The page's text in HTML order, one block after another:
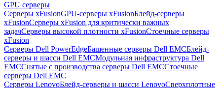
GPU серверы
Серверы xFusionGPU-серверы xFusionБлейд-серверы
xFusionСерверы xFusion для критически важных
задачСерверы высокой плотности xFusionСтоечные серверы
xFusion
Серверы Dell PowerEdgeБашенные серверы Dell EMCБлейд-
серверы и шасси Dell EMCМодульная инфраструктура Dell
EMCСнятые с производства серверы Dell EMCСтоечные
серверы Dell EMC
Серверы LenovoБлейд-серверы и шасси LenovoСверхплотные